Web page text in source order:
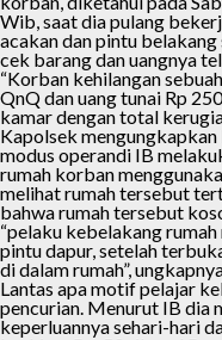
Wib, saat dia pulang
acakan dan pintu
cek barang dan uangnya
“Korban kehilangan
QnQ dan uang tunai Rp
kamar dengan total
Kapolsek
modus operandi IB
rumah korban
melihat rumah tersebut
bahwa rumah tersebut
“pelaku kebelakang
pintu dapur, setelah
di dalam rumah”,
Lantas apa motif pelajar
pencurian. Menurut IB dia
keperluannya sehari-hari